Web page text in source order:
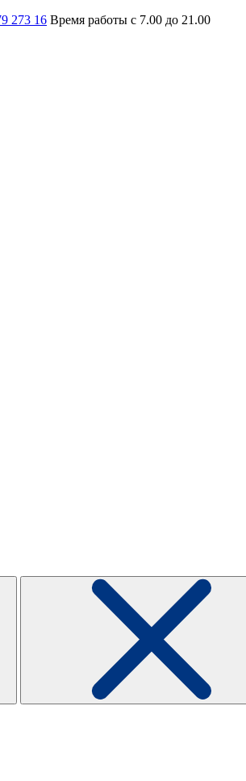
273 16 Время работы с 7.00 до 21.00